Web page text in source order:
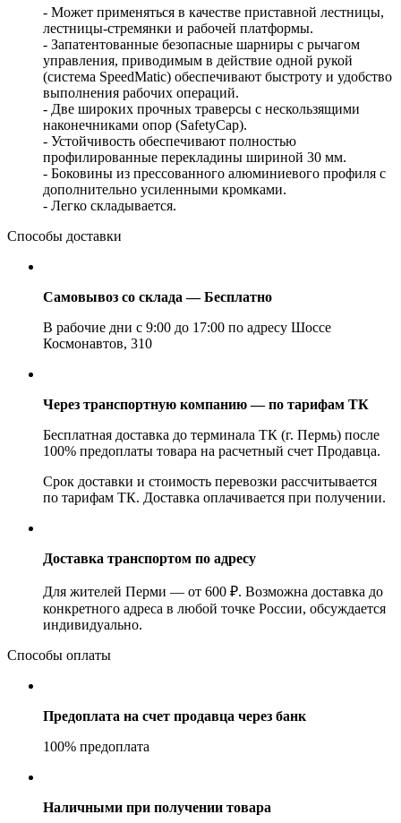
- Может применяться в качестве приставной лестницы,
лестницы-стремянки и рабочей платформы.
- Запатентованные безопасные шарниры с рычагом
управления, приводимым в действие одной рукой
(система SpeedMatic) обеспечивают быстроту и удобство
выполнения рабочих операций.
- Две широких прочных траверсы с нескользящими
наконечниками опор (SafetyCap).
- Устойчивость обеспечивают полностью
профилированные перекладины шириной 30 мм.
- Боковины из прессованного алюминиевого профиля с
дополнительно усиленными кромками.
- Легко складывается.
Способы доставки
Самовывоз со склада — Бесплатно
В рабочие дни с 9:00 до 17:00 по адресу Шоссе
Космонавтов, 310
Через транспортную компанию — по тарифам ТК
Бесплатная доставка до терминала ТК (г. Пермь) после
100% предоплаты товара на расчетный счет Продавца.
Срок доставки и стоимость перевозки рассчитывается
по тарифам ТК. Доставка оплачивается при получении.
Доставка транспортом по адресу
Для жителей Перми — от 600 ₽. Возможна доставка до
конкретного адреса в любой точке России, обсуждается
индивидуально.
Способы оплаты
Предоплата на счет продавца через банк
100% предоплата
Наличными при получении товара